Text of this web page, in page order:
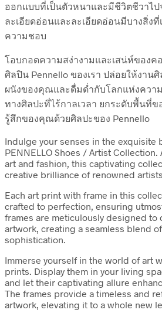
ออกแบบที่เป็นตัวหนาและมีชีวิตชีวาไป
ละเอียดอ่อนและละเอียดอ่อนมีบางสิ่ง
ความชอบ
โอบกอดความสง่างามและเสน่ห์ของค
ศิลปิน Pennello ของเรา ปล่อยให้งาน
ผนังของคุณและดื่มด่ำกับโลกแห่งควา
ทางศิลปะที่ไร้กาลเวลา ยกระดับพื้นที่
รู้สึกของคุณด้วยศิลปะของ Pennello
Indulge your senses in the exquisite
PENNELLO Shoes / Artist
art and fashion, this captivating
creative brilliance of renowned
Each art print with frame in this
crafted to perfection, ensuring
frames are meticulously designed to
artwork, creating a seamless blend
sophistication.
Immerse yourself in the world of art
prints. Display them in your living
and let their captivating allure
The frames provide a timeless and
artwork, elevating it to a whole new